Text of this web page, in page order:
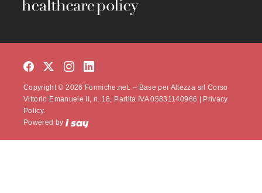
Copyright © 2026 Formiche.net. – Base per Altezza srl Corso
Vittorio Emanuele II, n. 18, Partita IVA 05831140966 |
Privacy
Policy.
Powered by